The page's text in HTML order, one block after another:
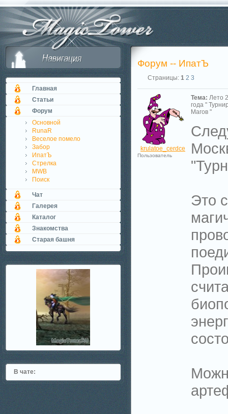
Главная
Статьи
Форум
Основной
RunaR
Веселое помело
Забор
ИпатЪ
Стрелка
MWB
Поиск
Чат
Галерея
Каталог
Знакомства
Старая башня
В чате:
Форум -- ИпатЪ
Страницы: 1 2 3
krulatoe_cerdce
Пользователь
Тема: Лето
года "
Магов "
Это